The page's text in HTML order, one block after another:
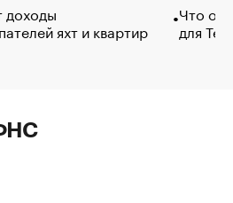
доходы
яхт и квартир
Что
для